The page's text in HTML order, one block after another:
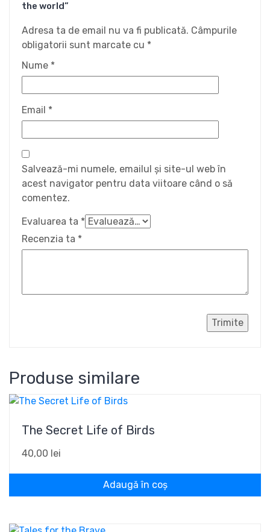
the world”
Adresa ta de email nu va fi publicată. Câmpurile
obligatorii sunt marcate cu *
Nume *
Email *
Salvează-mi numele, emailul și site-ul web în
acest navigator pentru data viitoare când o să
comentez.
Evaluarea ta *
Recenzia ta *
Produse similare
The Secret Life of Birds
40,00 lei
Adaugă în coș